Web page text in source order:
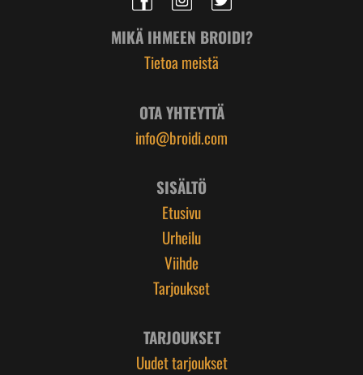
MIKÄ IHMEEN BROIDI?
Tietoa meistä
OTA YHTEYTTÄ
info@broidi.com
SISÄLTÖ
Etusivu
Urheilu
Viihde
Tarjoukset
TARJOUKSET
Uudet tarjoukset